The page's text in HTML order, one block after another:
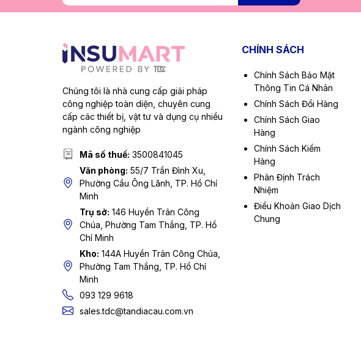
Chúng tôi là nhà cung cấp giải pháp
công nghiệp toàn diện, chuyên cung
cấp các thiết bị, vật tư và dụng cụ nhiều
ngành công nghiệp
Mã số thuế: 3500841045
Văn phòng: 55/7 Trần Đình Xu,
Phường Cầu Ông Lãnh, TP. Hồ Chí
Minh
Trụ sở: 146 Huyền Trân Công
Chúa, Phường Tam Thắng, TP. Hồ
Chí Minh
Kho: 144A Huyền Trân Công Chúa,
Phường Tam Thắng, TP. Hồ Chí
Minh
093 129 9618
sales.tdc@tandiacau.com.vn
CHÍNH SÁCH
Chính Sách Bảo Mật
Thông Tin Cá Nhân
Chính Sách Đổi Hàng
Chính Sách Giao
Hàng
Chính Sách Kiểm
Hàng
Phân Định Trách
Nhiệm
Điều Khoản Giao Dịch
Chung